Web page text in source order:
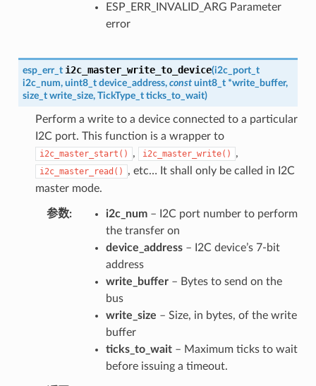
ESP_ERR_INVALID_ARG Parameter
error
esp_err_t i2c_master_write_to_device(i2c_port_t
i2c_num, uint8_t device_address, const uint8_t *write_buffer,
size_t write_size, TickType_t ticks_to_wait)
Perform a write to a device connected to a particular
I2C port. This function is a wrapper to
i2c_master_start() , i2c_master_write() ,
i2c_master_read()
, etc… It shall only be called in I2C
master mode.
参数 i2c_num– I2C port number to perform
the transfer on
device_address– I2C device’s 7-bit
address
write_buffer– Bytes to send on the
bus
write_size – Size, in bytes, of the write
buffer
ticks_to_wait– Maximum ticks to wait
before issuing a timeout.